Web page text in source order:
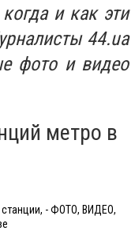
и как эти
44.ua
фото и видео
метро в
- ФОТО, ВИДЕО,